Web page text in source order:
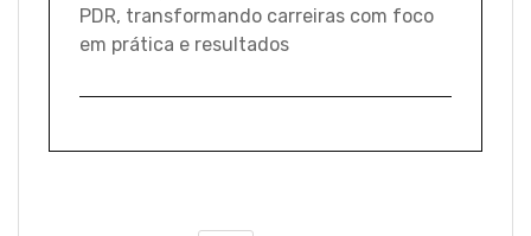
PDR, transformando carreiras com foco
em prática e resultados